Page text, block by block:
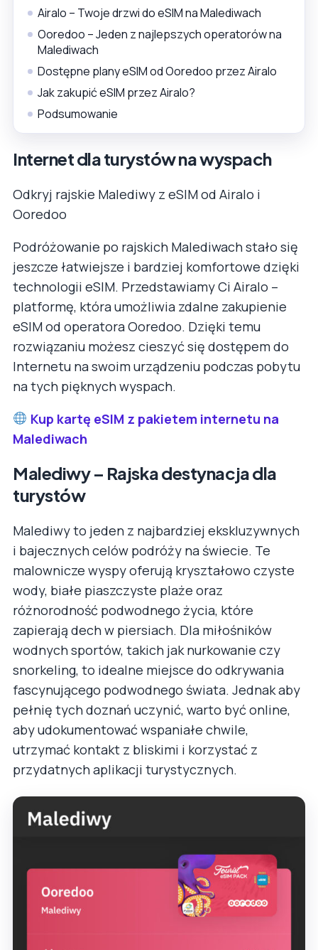
Airalo – Twoje drzwi do eSIM na Malediwach
Ooredoo – Jeden z najlepszych operatorów na
Malediwach
Dostępne plany eSIM od Ooredoo przez Airalo
Jak zakupić eSIM przez Airalo?
Podsumowanie
Internet dla turystów na wyspach
Odkryj rajskie Malediwy z eSIM od Airalo i
Ooredoo
Podróżowanie po rajskich Malediwach stało się
jeszcze łatwiejsze i bardziej komfortowe dzięki
technologii eSIM. Przedstawiamy Ci Airalo –
platformę, która umożliwia zdalne zakupienie
eSIM od operatora Ooredoo. Dzięki temu
rozwiązaniu możesz cieszyć się dostępem do
Internetu na swoim urządzeniu podczas pobytu
na tych pięknych wyspach.
Kup kartę eSIM z pakietem internetu na
Malediwach
Malediwy – Rajska destynacja dla
turystów
Malediwy to jeden z najbardziej ekskluzywnych
i bajecznych celów podróży na świecie. Te
malownicze wyspy oferują kryształowo czyste
wody, białe piaszczyste plaże oraz
różnorodność podwodnego życia, które
zapierają dech w piersiach. Dla miłośników
wodnych sportów, takich jak nurkowanie czy
snorkeling, to idealne miejsce do odkrywania
fascynującego podwodnego świata. Jednak aby
pełnię tych doznań uczynić, warto być online,
aby udokumentować wspaniałe chwile,
utrzymać kontakt z bliskimi i korzystać z
przydatnych aplikacji turystycznych.